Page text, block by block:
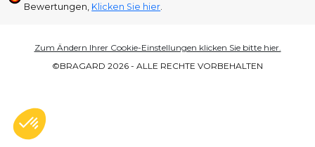
Bewertungen, Klicken Sie hier
Zum Ändern Ihrer Cookie-Einstellungen klicken Sie bitte hier.
©BRAGARD 2026 - ALLE RECHTE VORBEHALTEN